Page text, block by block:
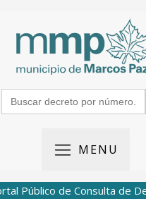
Search
for:
MENU
Público de Consulta de